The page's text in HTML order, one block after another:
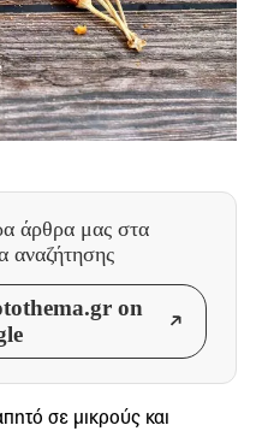
άρθρα μας στα
αναζήτησης
on
σε μικρούς και